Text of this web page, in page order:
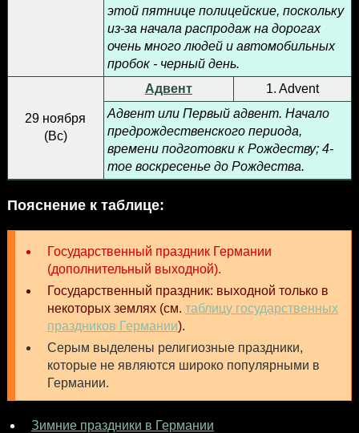
этой пятнице полицейские, поскольку
из-за начала распродаж на дорогах
очень много людей и автомобильных
пробок - черный день.
29 ноября
(Вс)
Адвент
1. Advent
Адвент или Первый адвент. Начало
предрождественского периода,
времени подготовки к Рождеству; 4-
тое воскресенье до Рождества.
Пояснение к таблице:
Государственный праздник Германии
(дополнительный выходной).
Государственный праздник: выходной только в
некоторых землях (см. таблицу государственных
праздников Германии).
Серым выделены религиозные праздники,
которые не являются широко популярными в
Германии.
Зимние праздники в Германии